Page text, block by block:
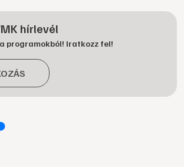
hírlevél
programokból! Iratkozz fel!